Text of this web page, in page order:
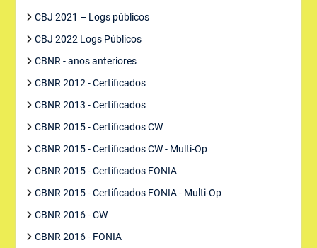
CBJ 2021 – Logs públicos
CBJ 2022 Logs Públicos
CBNR - anos anteriores
CBNR 2012 - Certificados
CBNR 2013 - Certificados
CBNR 2015 - Certificados CW
CBNR 2015 - Certificados CW - Multi-Op
CBNR 2015 - Certificados FONIA
CBNR 2015 - Certificados FONIA - Multi-Op
CBNR 2016 - CW
CBNR 2016 - FONIA